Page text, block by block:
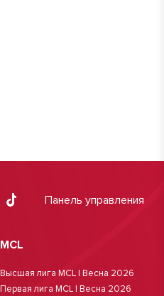
Панель управления
MCL
Высшая лига MCL | Весна 2026
Первая лига MCL | Весна 2026